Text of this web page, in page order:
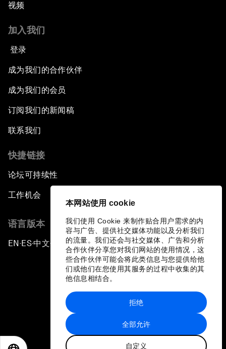
本网站使用 cookie
我们使用 Cookie 来制作贴合用户需求的内
容与广告、提供社交媒体功能以及分析我们
的流量。我们还会与社交媒体、广告和分析
合作伙伴分享您对我们网站的使用情况，这
些合作伙伴可能会将此类信息与您提供给他
们或他们在您使用其服务的过程中收集的其
他信息相结合。
全部允许
自定义
拒绝
视频
加入我们
登录
成为我们的合作伙伴
成为我们的会员
订阅我们的新闻稿
联系我们
快捷链接
论坛可持续性
工作机会
语言版本
EN ▪ ES▪中文▪ 日本語
站点地图